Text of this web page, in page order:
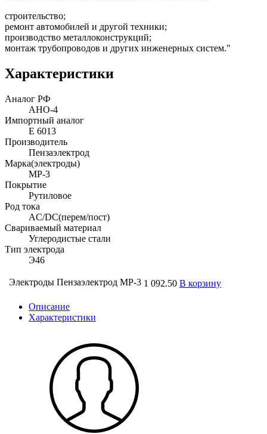
строительство;
ремонт автомобилей и другой техники;
производство металлоконструкций;
монтаж трубопроводов и других инженерных систем."
Характеристики
Аналог РФ
АНО-4
Импортный аналог
E 6013
Производитель
Пензаэлектрод
Марка(электроды)
МР-3
Покрытие
Рутиловое
Род тока
AC/DC(перем/пост)
Свариваемый материал
Углеродистые стали
Тип электрода
Э46
Электроды Пензаэлектрод МР-3 1 092.50 В корзину
Описание
Характеристики